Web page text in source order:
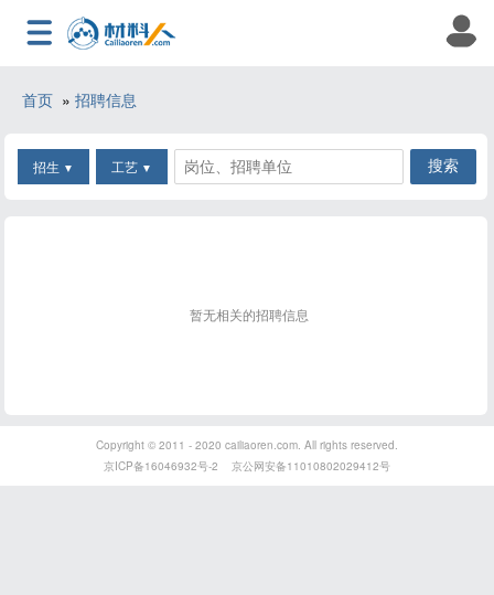
首页 » 招聘信息
招生 ▼ 工艺 ▼
暂无相关的招聘信息
Copyright © 2011 - 2020 cailiaoren.com. All rights reserved.
京ICP备16046932号-2
京公网安备11010802029412号